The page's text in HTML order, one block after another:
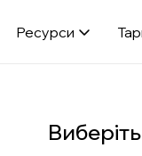
Ресурси